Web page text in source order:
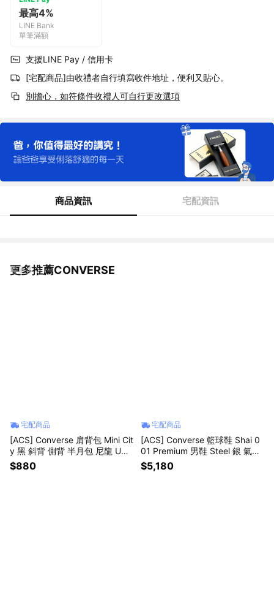
最高4%
LINE Bank
單筆滿額
支援LINE Pay / 信用卡
[宅配商品]由收禮者自行填寫收件地址，便利又貼心。
別擔心，如符條件收禮人可自行更改選項
商品資訊 宅配資訊
更多推薦CONVERSE
看更多
宅配商品
[ACS] Converse 肩背包 Mini Cit
y 黑 斜背 側背 半月包 尼龍 UA5
951023
$880
宅配商品
[ACS] Converse 籃球鞋 Shai 0
01 Premium 男鞋 Steel 銀 氣墊
拉鍊 SGA A23977C
$5,180